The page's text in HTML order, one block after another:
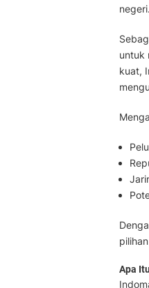
negeri.
untuk
kuat,
Apa